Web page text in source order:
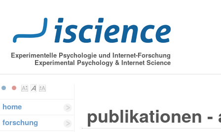
Experimentelle Psychologie und Internet-Forschung
Experimental Psychology & Internet Science
home
forschung
publikationen -